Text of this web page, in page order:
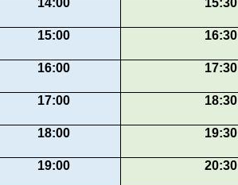
14:00 15:30
15:00 16:30
16:00 17:30
17:00 18:30
18:00 19:30
19:00 20:30